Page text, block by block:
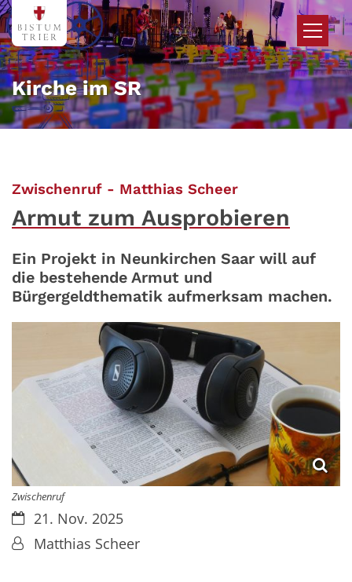
Zum Inhalt springen
Kirche im SR
Zwischenruf - Matthias Scheer:
Armut zum Ausprobieren
Ein Projekt in Neunkirchen Saar will auf
die bestehende Armut und
Bürgergeldthematik aufmerksam machen.
Zwischenruf
Datum:21. Nov. 2025
Von:Matthias Scheer